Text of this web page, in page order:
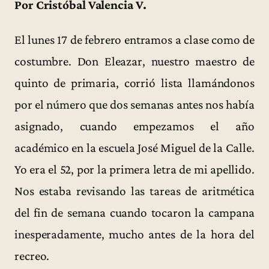
Por Cristóbal Valencia V.
El lunes 17 de febrero entramos a clase como de
costumbre. Don Eleazar, nuestro maestro de
quinto de primaria, corrió lista llamándonos
por el número que dos semanas antes nos había
asignado, cuando empezamos el año
académico en la escuela José Miguel de la Calle.
Yo era el 52, por la primera letra de mi apellido.
Nos estaba revisando las tareas de aritmética
del fin de semana cuando tocaron la campana
inesperadamente, mucho antes de la hora del
recreo.